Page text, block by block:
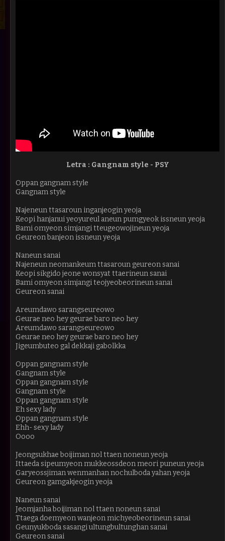
Letra : Gangnam style - PSY
Oppan gangnam style
Gangnam style
Najeneun ttasaroun inganjeogin yeoja
Keopi hanjanui yeoyureul aneun pumgyeok issneun yeoja
Bami omyeon simjangi tteugeowojineun yeoja
Geureon banjeon issneun yeoja
Naneun sanai
Najeneun neomankeum ttasaroun geureon sanai
Keopi sikgido jeone wonsyat ttaerineun sanai
Bami omyeon simjangi teojyeobeorineun sanai
Geureon sanai
Areumdawo sarangseureowo
Geurae neo hey geurae baro neo hey
Areumdawo sarangseureowo
Geurae neo hey geurae baro neo hey
Jigeumbuteo gal dekkaji gabolkka
Oppan gangnam style
Gangnam style
Oppan gangnam style
Gangnam style
Oppan gangnam style
Eh sexy lady
Oppan gangnam style
Ehh- sexy lady
Oooo
Jeongsukhae boijiman nol ttaen noneun yeoja
Ittaeda sipeumyeon mukkeossdeon meori puneun yeoja
Garyeossjiman wenmanhan nochulboda yahan yeoja
Geureon gamgakjeogin yeoja
Naneun sanai
Jeomjanha boijiman nol ttaen noneun sanai
Ttaega doemyeon wanjeon michyeobeorineun sanai
Geunyukboda sasangi ultungbultunghan sanai
Geureon sanai